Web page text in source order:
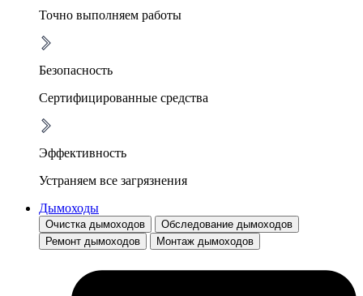
Точно выполняем работы
Безопасность
Сертифицированные средства
Эффективность
Устраняем все загрязнения
Дымоходы
Очистка дымоходов
Обследование дымоходов
Ремонт дымоходов
Монтаж дымоходов